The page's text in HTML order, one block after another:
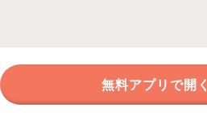
無料アプリで開く